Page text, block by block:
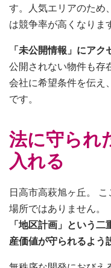
す。人気エリアのため
は競争率が高くなりま
「未公開情報」にアク
公開されない物件も存
会社に希望条件を伝え
です。
法に守られ
入れる
日高市高萩旭ヶ丘。
場所ではありません。
「地区計画」という
産価値が守られるよう